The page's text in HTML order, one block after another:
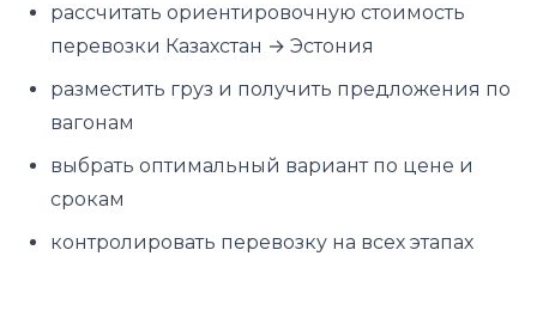
рассчитать ориентировочную стоимость
перевозки Казахстан → Эстония
разместить груз и получить предложения по
вагонам
выбрать оптимальный вариант по цене и
срокам
контролировать перевозку на всех этапах